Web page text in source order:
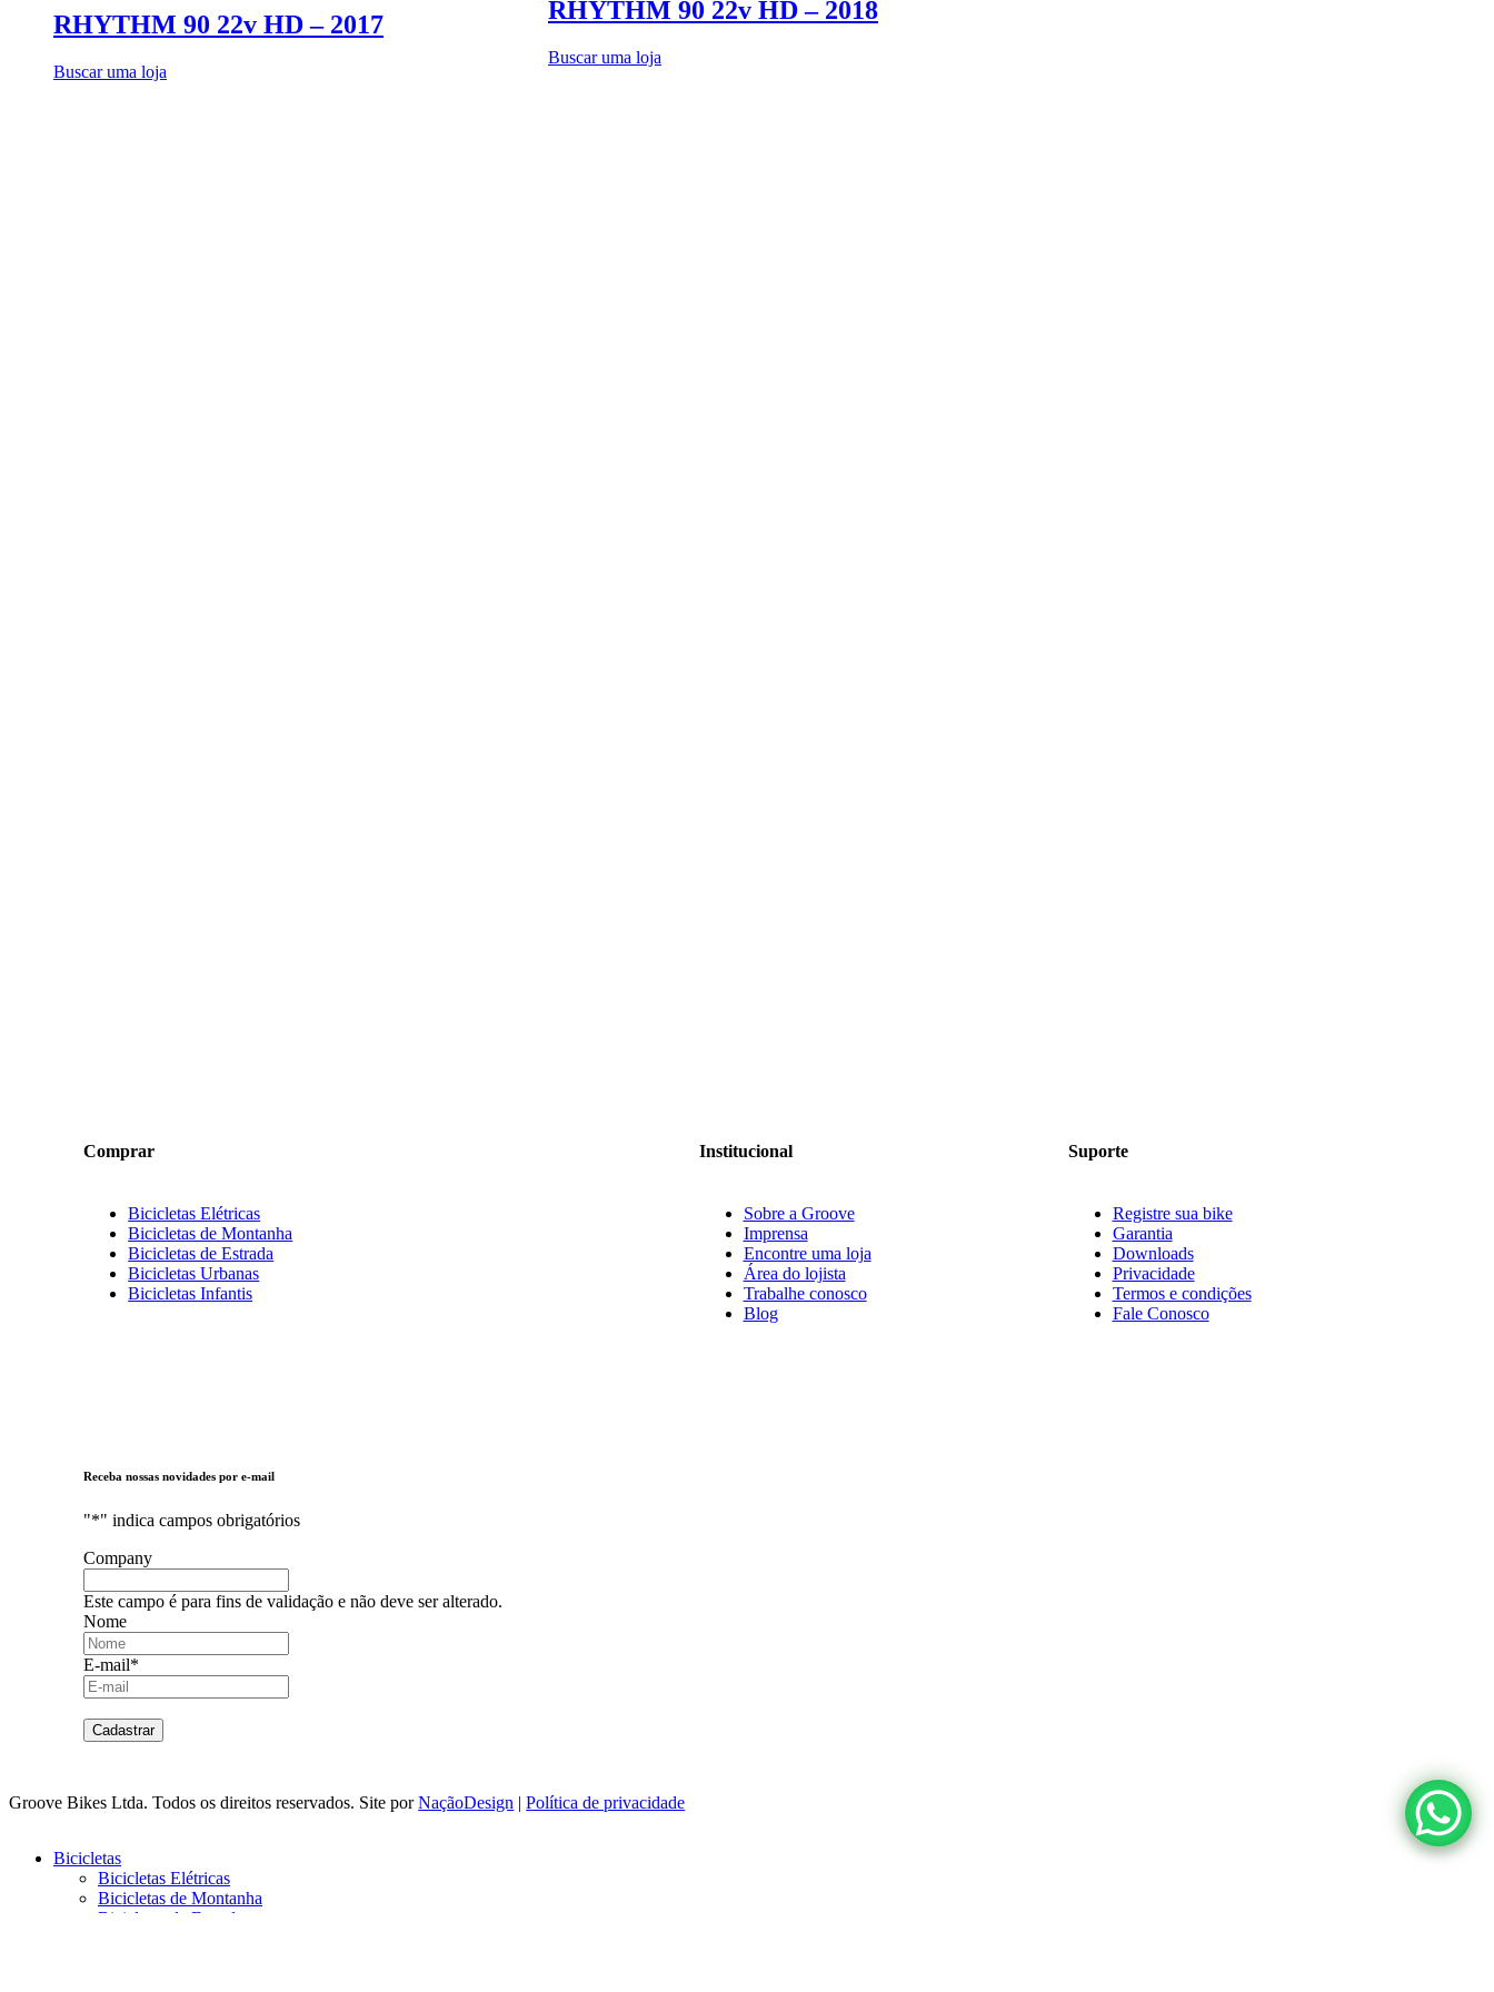
RHYTHM 90 22v HD – 2017
Buscar uma loja
RHYTHM 90 22v HD – 2018
Buscar uma loja
Comprar
Bicicletas Elétricas
Bicicletas de Montanha
Bicicletas de Estrada
Bicicletas Urbanas
Bicicletas Infantis
Institucional
Sobre a Groove
Imprensa
Encontre uma loja
Área do lojista
Trabalhe conosco
Blog
Suporte
Registre sua bike
Garantia
Downloads
Privacidade
Termos e condições
Fale Conosco
Receba nossas novidades por e-mail
"*" indica campos obrigatórios
Company
Este campo é para fins de validação e não deve ser alterado.
Nome
E-mail*
Groove Bikes Ltda. Todos os direitos reservados. Site porNaçãoDesign |Política de privacidade
Close
Bicicletas
Bicicletas Elétricas
Bicicletas de Montanha
Bicicletas de Estrada